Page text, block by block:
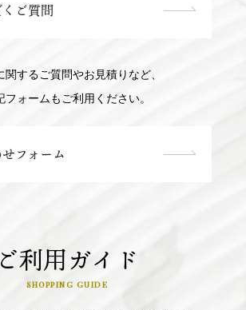
ご質問
関するご質問やお見積りなど、
フォームもご利用ください。
フォーム
ご利用ガイド
SHOPPING GUIDE